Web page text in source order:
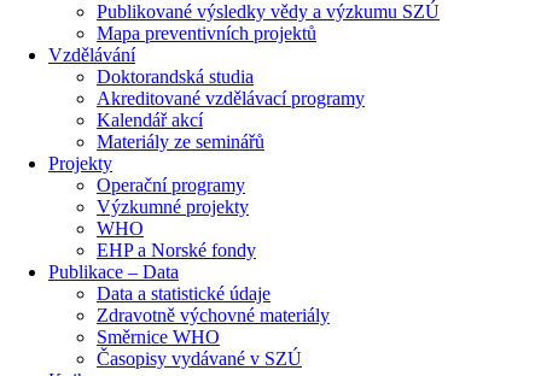
Publikované výsledky vědy a výzkumu SZÚ
Mapa preventivních projektů
Vzdělávání
Doktorandská studia
Akreditované vzdělávací programy
Kalendář akcí
Materiály ze seminářů
Projekty
Operační programy
Výzkumné projekty
WHO
EHP a Norské fondy
Publikace – Data
Data a statistické údaje
Zdravotně výchovné materiály
Směrnice WHO
Časopisy vydávané v SZÚ